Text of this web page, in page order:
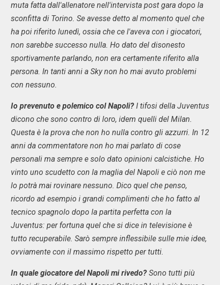
muta fatta dall'allenatore nell'intervista post gara dopo la
sconfitta di Torino. Se avesse detto al momento quel che
ha poi riferito lunedì, ossia che ce l'aveva con i giocatori,
non sarebbe successo nulla. Ho dato del disonesto
sportivamente parlando, non era certamente riferito alla
persona. In tanti anni a Sky non ho mai avuto problemi
con nessuno.
Io prevenuto e polemico col Napoli? I tifosi della Juventus
dicono che sono contro di loro, idem quelli del Milan.
Questa è la prova che non ho nulla contro gli azzurri. In 12
anni da commentatore non ho mai parlato di cose
personali ma sempre e solo dato opinioni calcistiche. Ho
vinto uno scudetto con la maglia del Napoli e ciò non me
lo potrà mai rovinare nessuno. Dico quel che penso,
ricordo ad esempio i grandi complimenti che ho fatto al
tecnico spagnolo dopo la partita perfetta con la
Juventus: per fortuna quel che si dice in televisione è
tutto recuperabile. Sarò sempre inflessibile sulle mie idee,
ovviamente con il massimo rispetto per tutti.
In quale giocatore del Napoli mi rivedo? Sono tutti più